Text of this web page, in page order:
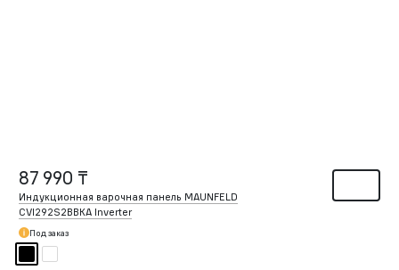
87 990 ₸
Индукционная варочная панель MAUNFELD
CVI292S2BBKA Inverter
Под заказ